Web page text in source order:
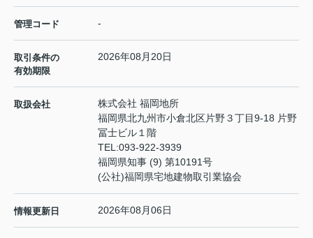
管理コード -
取引条件の
有効期限
2026年08月20日
取扱会社
株式会社 福岡地所
福岡県北九州市小倉北区片野３丁目9-18 片野
冨士ビル１階
TEL:093-922-3939
福岡県知事 (9) 第10191号
(公社)福岡県宅地建物取引業協会
情報更新日 2026年08月06日